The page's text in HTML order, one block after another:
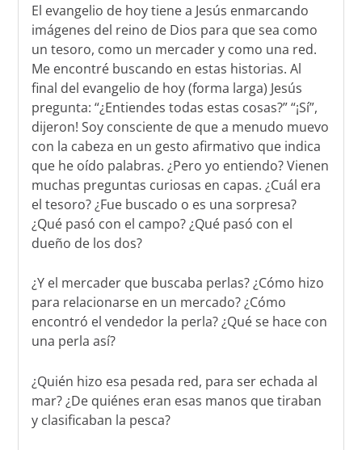
El evangelio de hoy tiene a Jesús enmarcando
imágenes del reino de Dios para que sea como
un tesoro, como un mercader y como una red.
Me encontré buscando en estas historias. Al
final del evangelio de hoy (forma larga) Jesús
pregunta: “¿Entiendes todas estas cosas?” “¡Sí”,
dijeron! Soy consciente de que a menudo muevo
con la cabeza en un gesto afirmativo que indica
que he oído palabras. ¿Pero yo entiendo? Vienen
muchas preguntas curiosas en capas. ¿Cuál era
el tesoro? ¿Fue buscado o es una sorpresa?
¿Qué pasó con el campo? ¿Qué pasó con el
dueño de los dos?
¿Y el mercader que buscaba perlas? ¿Cómo hizo
para relacionarse en un mercado? ¿Cómo
encontró el vendedor la perla? ¿Qué se hace con
una perla así?
¿Quién hizo esa pesada red, para ser echada al
mar? ¿De quiénes eran esas manos que tiraban
y clasificaban la pesca?